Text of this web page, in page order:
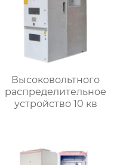
Высоковольтного
распределительное
устройство 10 кв